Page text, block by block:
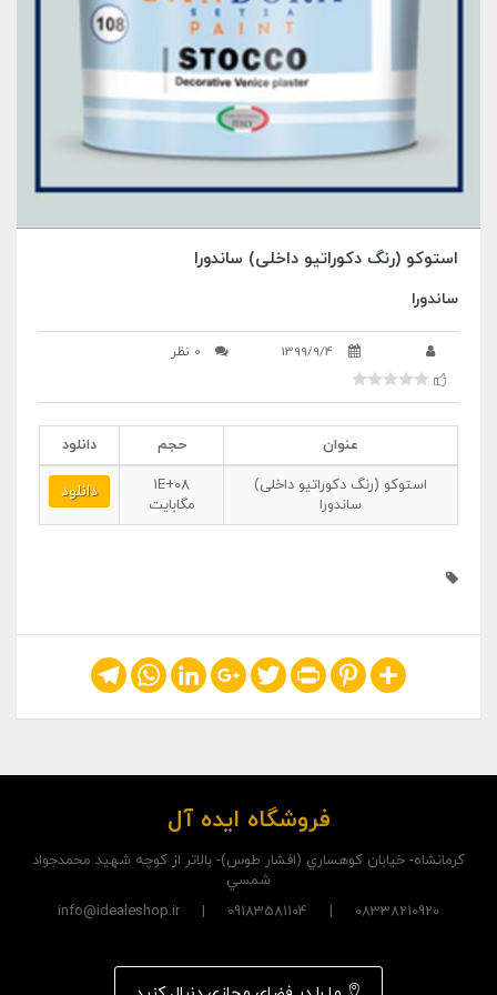
استوکو (رنگ دکوراتیو داخلی) ساندورا
ساندورا
1399/9/4 0 نظر
عنوان حجم
دانلود
استوکو (رنگ دکوراتیو داخلی)
ساندورا
1E+08
مگابایت
دانلود
Share
Pinterest
Print
Twitter
Google+
LinkedIn
WhatsApp
Telegram
فروشگاه ایده آل
کرمانشاه- خيابان کوهساري (افشار طوس)- بالاتر از کوچه شهيد محمدجواد
شمسي
08338210920 | 09183581104 | info@idealeshop.ir